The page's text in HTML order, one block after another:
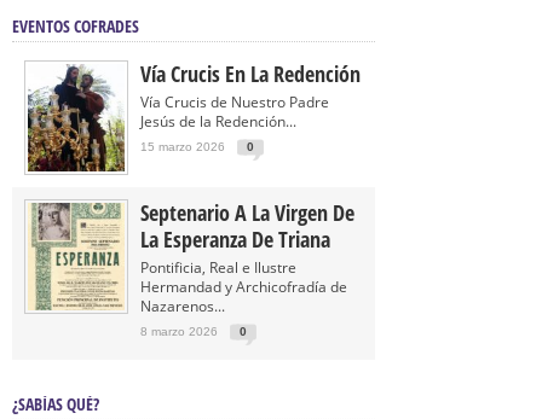
EVENTOS COFRADES
Vía Crucis En La Redención
Vía Crucis de Nuestro Padre
Jesús de la Redención...
15 marzo 2026 0
Septenario A La Virgen De
La Esperanza De Triana
Pontificia, Real e Ilustre
Hermandad y Archicofradía de
Nazarenos...
8 marzo 2026 0
¿SABÍAS QUÉ?